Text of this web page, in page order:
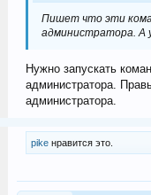
Пишет что эти
администратора. А
Нужно запускать
администратора.
администратора.
pikeнравится это.